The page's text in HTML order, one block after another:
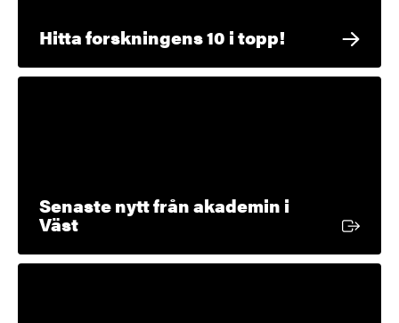
Hitta forskningens 10 i topp!
Senaste nytt från akademin i
VästExtern länk